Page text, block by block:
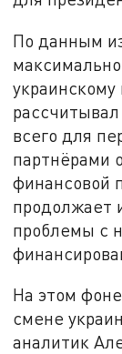
По данным
всего для
партнёрами
финансовой
продолжает
проблемы с
На этом
смене
аналитик